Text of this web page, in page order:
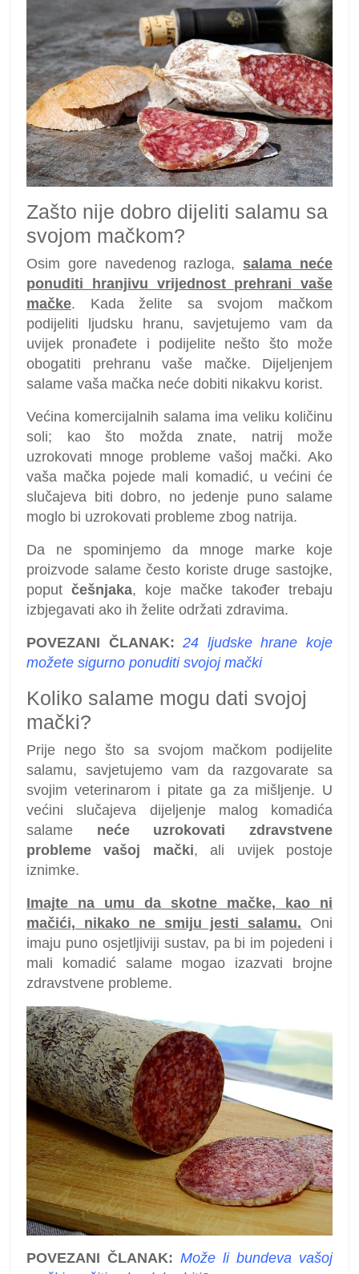
Zašto nije dobro dijeliti salamu sa
svojom mačkom?
Osim gore navedenog razloga, salama neće
ponuditi hranjivu vrijednost prehrani vaše
mačke. Kada želite sa svojom mačkom
podijeliti ljudsku hranu, savjetujemo vam da
uvijek pronađete i podijelite nešto što može
obogatiti prehranu vaše mačke. Dijeljenjem
salame vaša mačka neće dobiti nikakvu korist.
Većina komercijalnih salama ima veliku količinu
soli; kao što možda znate, natrij može
uzrokovati mnoge probleme vašoj mački. Ako
vaša mačka pojede mali komadić, u većini će
slučajeva biti dobro, no jedenje puno salame
moglo bi uzrokovati probleme zbog natrija.
Da ne spominjemo da mnoge marke koje
proizvode salame često koriste druge sastojke,
poput češnjaka, koje mačke također trebaju
izbjegavati ako ih želite održati zdravima.
POVEZANI ČLANAK: 24 ljudske hrane koje
možete sigurno ponuditi svojoj mački
Koliko salame mogu dati svojoj
mački?
Prije nego što sa svojom mačkom podijelite
salamu, savjetujemo vam da razgovarate sa
svojim veterinarom i pitate ga za mišljenje. U
većini slučajeva dijeljenje malog komadića
salame neće uzrokovati zdravstvene
probleme vašoj mački, ali uvijek postoje
iznimke.
Imajte na umu da skotne mačke, kao ni
mačići, nikako ne smiju jesti salamu. Oni
imaju puno osjetljiviji sustav, pa bi im pojedeni i
mali komadić salame mogao izazvati brojne
zdravstvene probleme.
POVEZANI ČLANAK: Može li bundeva vašoj